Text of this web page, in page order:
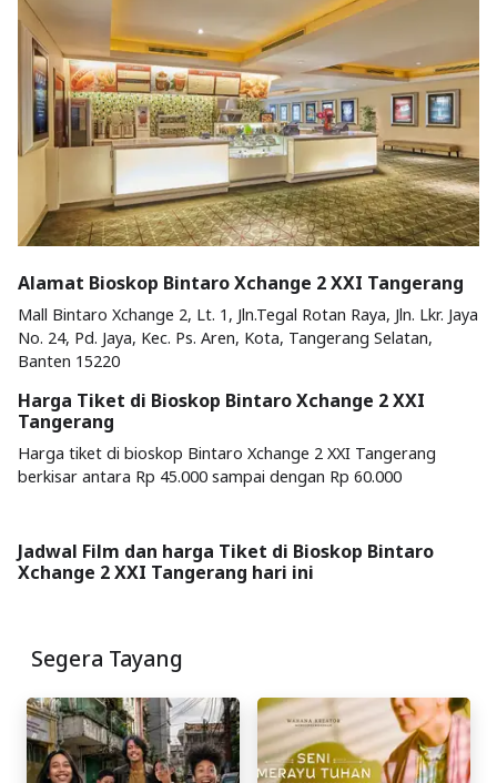
Alamat Bioskop Bintaro Xchange 2 XXI Tangerang
Mall Bintaro Xchange 2, Lt. 1, Jln.Tegal Rotan Raya, Jln. Lkr. Jaya
No. 24, Pd. Jaya, Kec. Ps. Aren, Kota, Tangerang Selatan,
Banten 15220
Harga Tiket di Bioskop Bintaro Xchange 2 XXI
Tangerang
Harga tiket di bioskop Bintaro Xchange 2 XXI Tangerang
berkisar antara Rp 45.000 sampai dengan Rp 60.000
Jadwal Film dan harga Tiket di Bioskop Bintaro
Xchange 2 XXI Tangerang hari ini
Segera Tayang